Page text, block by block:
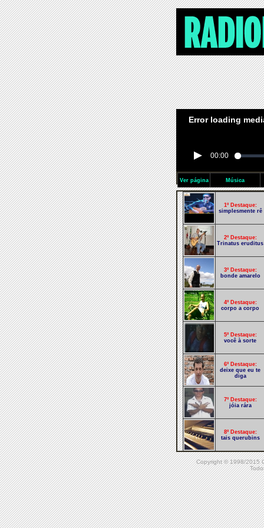
Error loading
00:00
Ver página Música
1º Destaque:
simplesmente rê
2º Destaque:
Trinatus eruditus
3º Destaque:
bonde amarelo
4º Destaque:
corpo a corpo
5º Destaque:
você à sorte
6º Destaque:
deixe que eu te
diga
7º Destaque:
jóia rára
8º Destaque:
tais querubins
9º Destaque:
achei que era
choro
10º Destaque:
amadores
Copyright © 1998/2015